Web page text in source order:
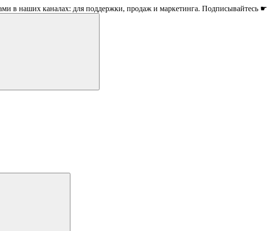
в наших каналах: для поддержки, продаж и маркетинга. Подписывайтесь ☛